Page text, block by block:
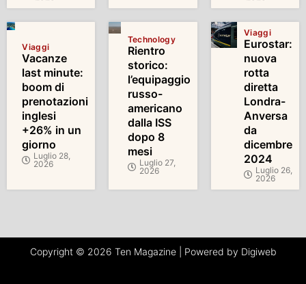
Viaggi
Vacanze
last minute:
boom di
prenotazioni
inglesi
+26% in un
giorno
Luglio 28,
2026
Technology
Rientro
storico:
l’equipaggio
russo-
americano
dalla ISS
dopo 8
mesi
Luglio 27,
2026
Viaggi
Eurostar:
nuova
rotta
diretta
Londra-
Anversa
da
dicembre
2024
Luglio 26,
2026
Copyright © 2026 Ten Magazine | Powered by Digiweb